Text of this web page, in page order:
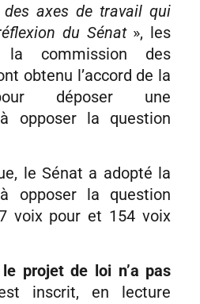
axes de travail qui
du Sénat», les
la commission des
obtenu l’accord de la
déposer une
opposer la question
le Sénat a adopté la
opposer la question
voix pour et 154 voix
le projet de loi n’a pas
inscrit, en lecture